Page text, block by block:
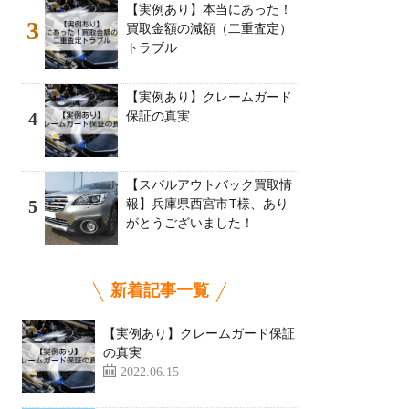
3
【実例あり】本当にあった！
買取金額の減額（二重査定）
トラブル
4
【実例あり】クレームガード
保証の真実
5
【スバルアウトバック買取情
報】兵庫県西宮市T様、あり
がとうございました！
新着記事一覧
【実例あり】クレームガード保証
の真実
2022.06.15